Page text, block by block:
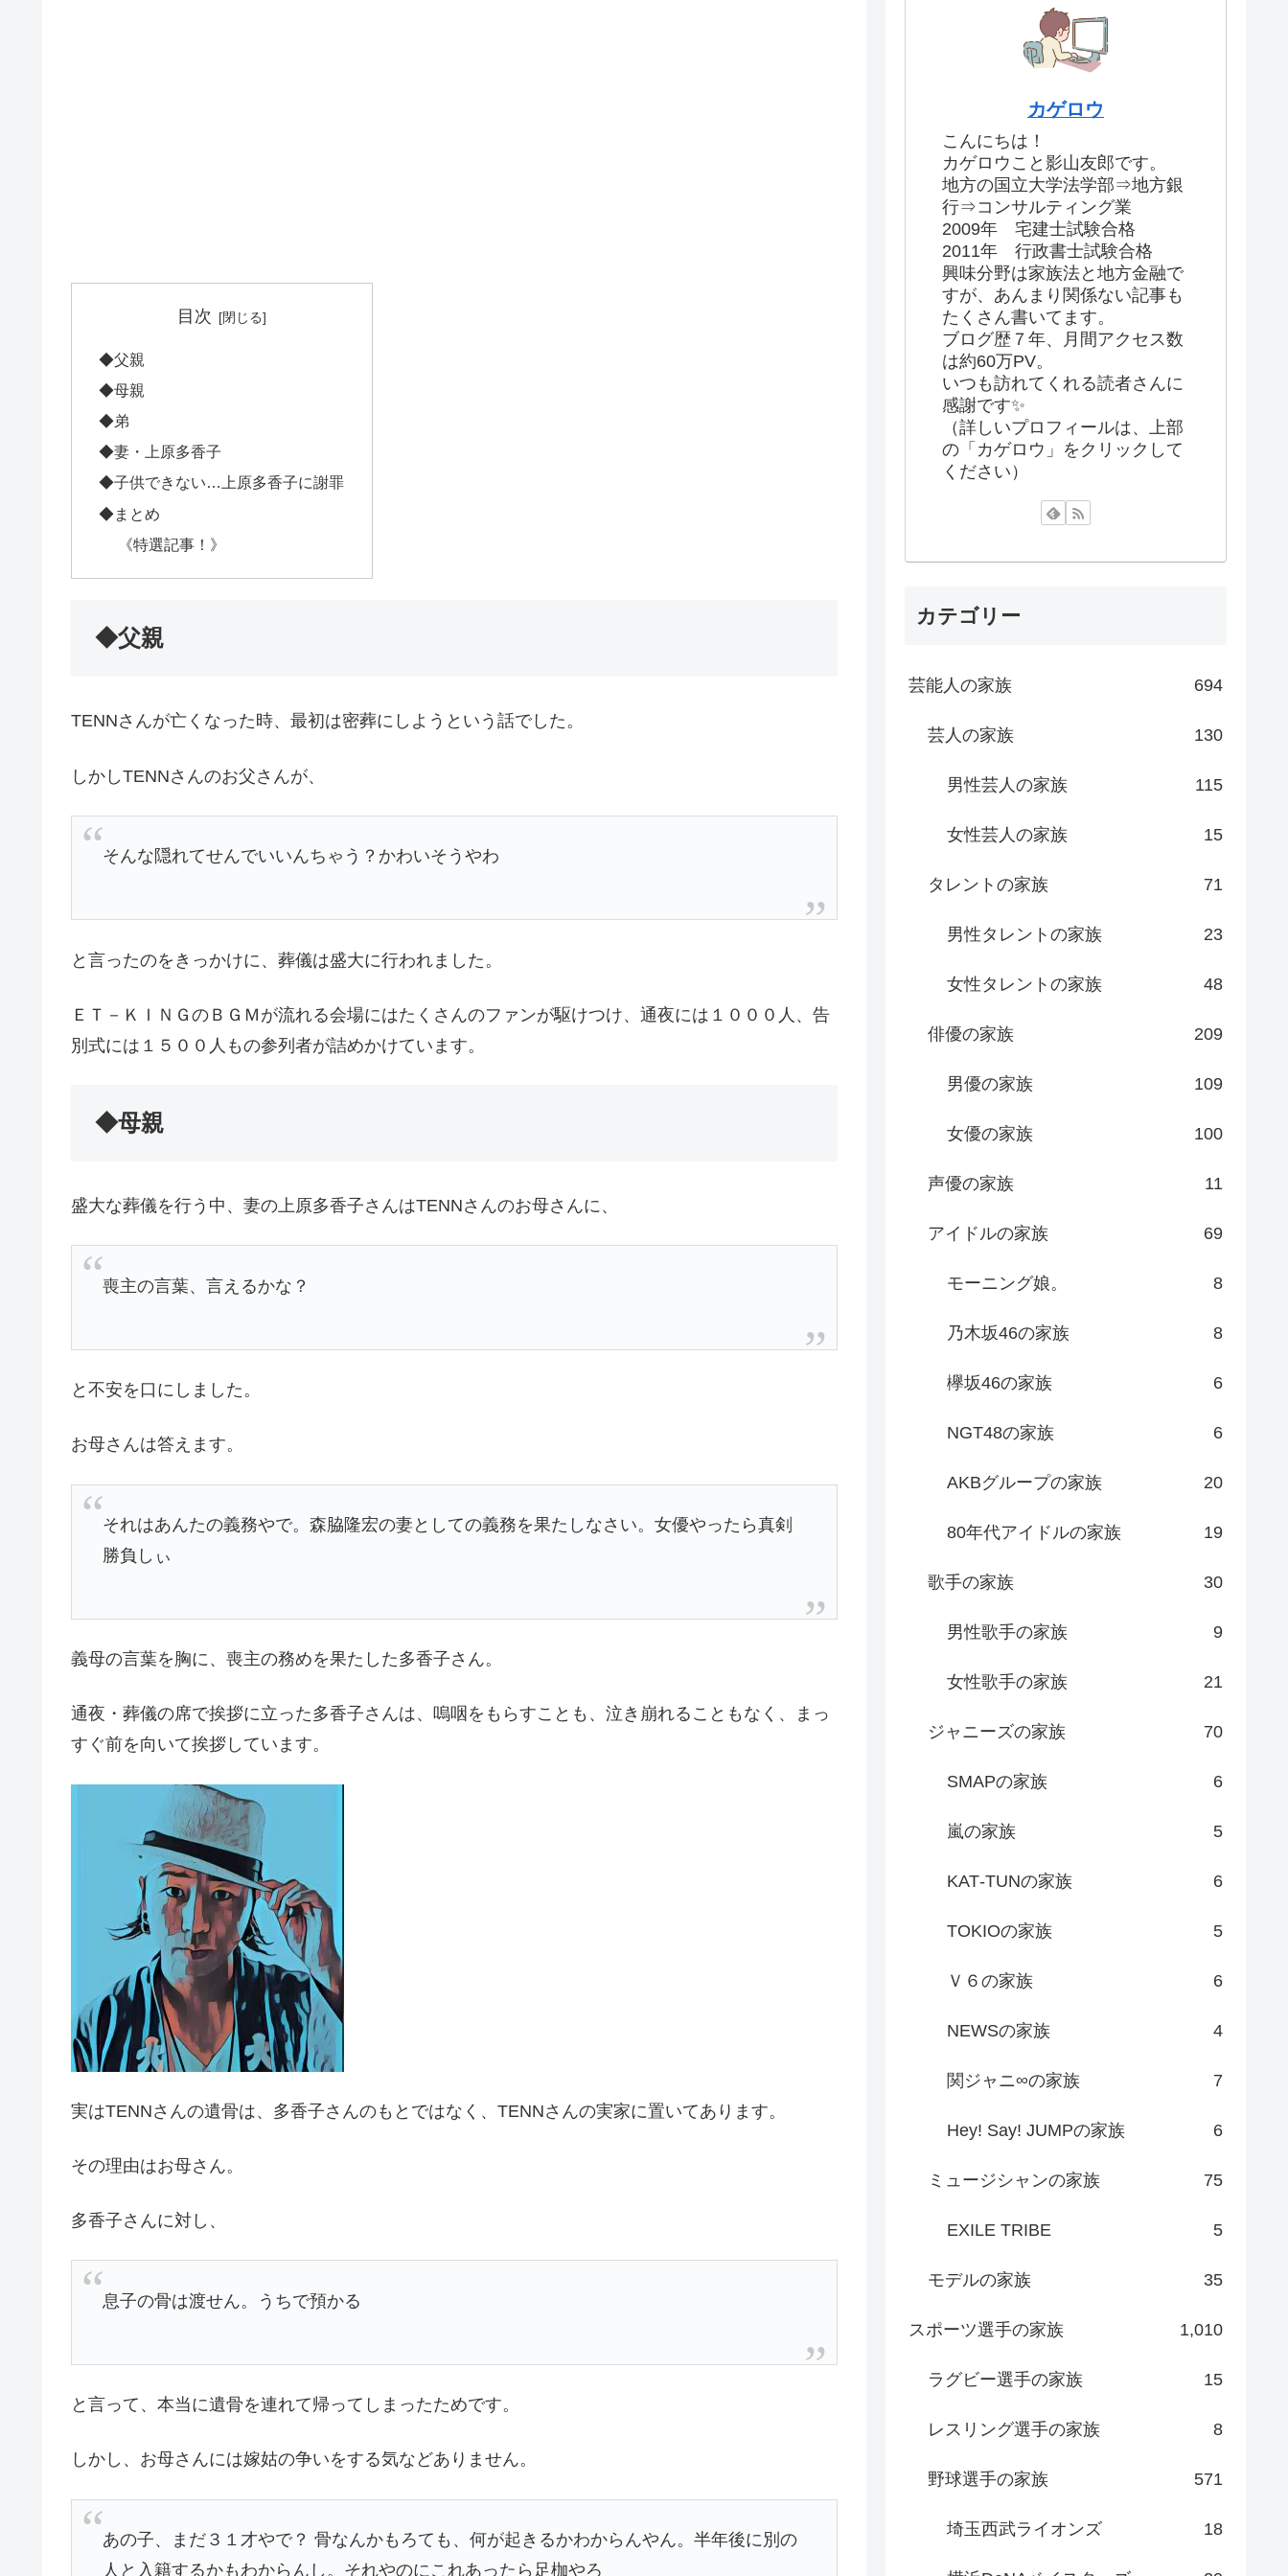
目次
◆父親
◆母親
◆弟
◆妻・上原多香子
◆子供できない…上原多香子に謝罪
◆まとめ
《特選記事！》
◆父親
TENNさんが亡くなった時、最初は密葬にしようという話でした。
しかしTENNさんのお父さんが、
そんな隠れてせんでいいんちゃう？かわいそうやわ
と言ったのをきっかけに、葬儀は盛大に行われました。
ＥＴ－ＫＩＮＧのＢＧＭが流れる会場にはたくさんのファンが駆けつけ、通夜には１０００人、告
別式には１５００人もの参列者が詰めかけています。
◆母親
盛大な葬儀を行う中、妻の上原多香子さんはTENNさんのお母さんに、
喪主の言葉、言えるかな？
と不安を口にしました。
お母さんは答えます。
それはあんたの義務やで。森脇隆宏の妻としての義務を果たしなさい。女優やったら真剣
勝負しぃ
義母の言葉を胸に、喪主の務めを果たした多香子さん。
通夜・葬儀の席で挨拶に立った多香子さんは、嗚咽をもらすことも、泣き崩れることもなく、まっ
すぐ前を向いて挨拶しています。
実はTENNさんの遺骨は、多香子さんのもとではなく、TENNさんの実家に置いてあります。
その理由はお母さん。
多香子さんに対し、
息子の骨は渡せん。うちで預かる
と言って、本当に遺骨を連れて帰ってしまったためです。
しかし、お母さんには嫁姑の争いをする気などありません。
あの子、まだ３１才やで？ 骨なんかもろても、何が起きるかわからんやん。半年後に別の
人と入籍するかもわからんし。それやのにこれあったら足枷やろ
カゲロウ
こんにちは！
カゲロウこと影山友郎です。
地方の国立大学法学部⇒地方銀
行⇒コンサルティング業
2009年 宅建士試験合格
2011年 行政書士試験合格
興味分野は家族法と地方金融で
すが、あんまり関係ない記事も
たくさん書いてます。
ブログ歴７年、月間アクセス数
は約60万PV。
いつも訪れてくれる読者さんに
感謝です✨
（詳しいプロフィールは、上部
の「カゲロウ」をクリックして
ください）
カテゴリー
芸能人の家族 694
芸人の家族 130
男性芸人の家族 115
女性芸人の家族 15
タレントの家族 71
男性タレントの家族 23
女性タレントの家族 48
俳優の家族 209
男優の家族 109
女優の家族 100
声優の家族 11
アイドルの家族 69
モーニング娘。 8
乃木坂46の家族 8
欅坂46の家族 6
NGT48の家族 6
AKBグループの家族 20
80年代アイドルの家族 19
歌手の家族 30
男性歌手の家族 9
女性歌手の家族 21
ジャニーズの家族 70
SMAPの家族 6
嵐の家族 5
KAT‐TUNの家族 6
TOKIOの家族 5
Ｖ６の家族 6
NEWSの家族 4
関ジャニ∞の家族 7
Hey! Say! JUMPの家族 6
ミュージシャンの家族 75
EXILE TRIBE 5
モデルの家族 35
スポーツ選手の家族 1,010
ラグビー選手の家族 15
レスリング選手の家族 8
野球選手の家族 571
埼玉西武ライオンズ 18